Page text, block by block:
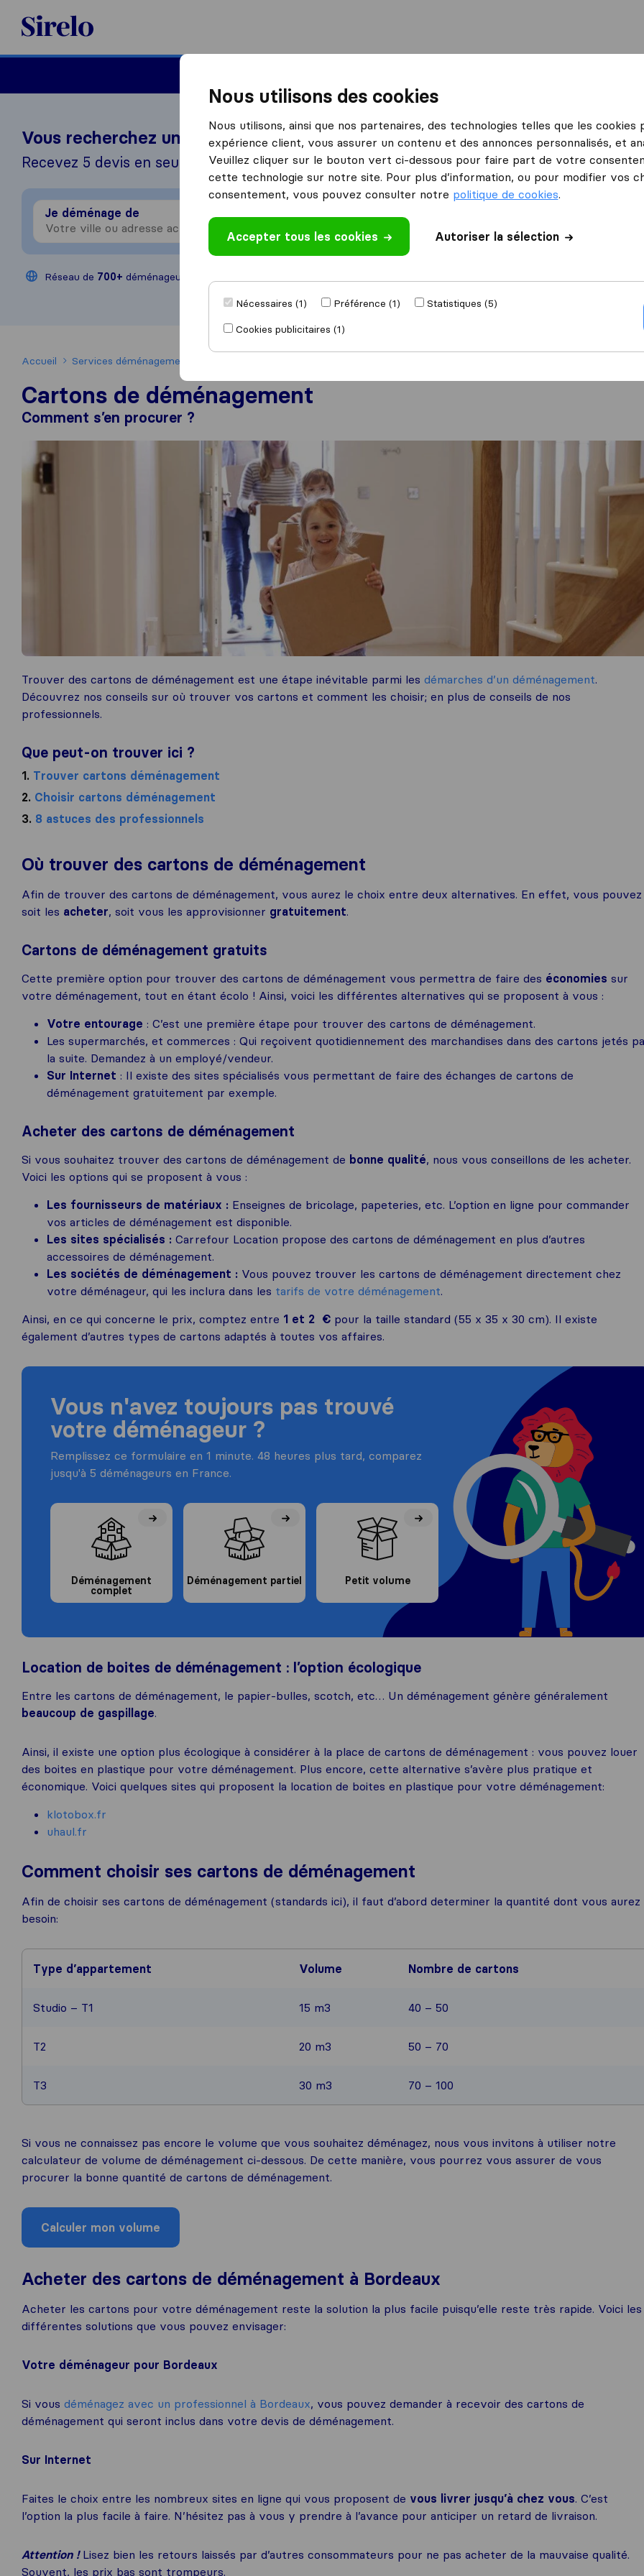
Sirelo.fr
Vous recherchez un déménageur?
Recevez 5 devis en seulement 3 étapes
Je déménage de
Réseau de 700+ déménageurs
Accueil Services déménagement
Cartons de déménagement
Comment s’en procurer ?
Trouver des cartons de déménagement est une étape inévitable parmi les démarches d’un déménagement.
Découvrez nos conseils sur où trouver vos cartons et comment les choisir; en plus de conseils de nos
professionnels.
Que peut-on trouver ici ?
1. Trouver cartons déménagement
2. Choisir cartons déménagement
3. 8 astuces des professionnels
Où trouver des cartons de déménagement
Afin de trouver des cartons de déménagement, vous aurez le choix entre deux alternatives. En effet, vous pouvez
soit les acheter, soit vous les approvisionner gratuitement.
Cartons de déménagement gratuits
Cette première option pour trouver des cartons de déménagement vous permettra de faire des économies sur
votre déménagement, tout en étant écolo ! Ainsi, voici les différentes alternatives qui se proposent à vous :
Votre entourage : C’est une première étape pour trouver des cartons de déménagement.
Les supermarchés, et commerces : Qui reçoivent quotidiennement des marchandises dans des cartons jetés
la suite. Demandez à un employé/vendeur.
Sur Internet : Il existe des sites spécialisés vous permettant de faire des échanges de cartons de
déménagement gratuitement par exemple.
Acheter des cartons de déménagement
Si vous souhaitez trouver des cartons de déménagement de bonne qualité, nous vous conseillons de les acheter.
Voici les options qui se proposent à vous :
Les fournisseurs de matériaux : Enseignes de bricolage, papeteries, etc. L’option en ligne pour commander
vos articles de déménagement est disponible.
Les sites spécialisés : Carrefour Location propose des cartons de déménagement en plus d’autres
accessoires de déménagement.
Les sociétés de déménagement : Vous pouvez trouver les cartons de déménagement directement chez
votre déménageur, qui les inclura dans les tarifs de votre déménagement.
Ainsi, en ce qui concerne le prix, comptez entre 1 et 2 € pour la taille standard (55 x 35 x 30 cm). Il existe
également d’autres types de cartons adaptés à toutes vos affaires.
Vous n'avez toujours pas trouvé
votre déménageur ?
Remplissez ce formulaire en 1 minute. 48 heures plus tard, comparez
jusqu'à 5 déménageurs en France.
Déménagement
complet
Déménagement partiel Petit volume
Location de boites de déménagement : l’option écologique
Entre les cartons de déménagement, le papier-bulles, scotch, etc… Un déménagement génère généralement
beaucoup de gaspillage.
Ainsi, il existe une option plus écologique à considérer à la place de cartons de déménagement : vous pouvez louer
des boites en plastique pour votre déménagement. Plus encore, cette alternative s’avère plus pratique et
économique. Voici quelques sites qui proposent la location de boites en plastique pour votre déménagement:
klotobox.fr
uhaul.fr
Comment choisir ses cartons de déménagement
Afin de choisir ses cartons de déménagement (standards ici), il faut d’abord determiner la quantité dont vous aurez
besoin:
Type d’appartement Volume Nombre de cartons
Studio – T1 15 m3 40 – 50
T2 20 m3 50 – 70
T3 30 m3 70 – 100
Si vous ne connaissez pas encore le volume que vous souhaitez déménagez, nous vous invitons à utiliser notre
calculateur de volume de déménagement ci-dessous. De cette manière, vous pourrez vous assurer de vous
procurer la bonne quantité de cartons de déménagement.
Calculer mon volume
Acheter des cartons de déménagement à Bordeaux
Acheter les cartons pour votre déménagement reste la solution la plus facile puisqu’elle reste très rapide. Voici les
différentes solutions que vous pouvez envisager:
Votre déménageur pour Bordeaux
Si vous déménagez avec un professionnel à Bordeaux, vous pouvez demander à recevoir des cartons de
déménagement qui seront inclus dans votre devis de déménagement.
Sur Internet
Faites le choix entre les nombreux sites en ligne qui vous proposent de vous livrer jusqu’à chez vous. C’est
l’option la plus facile à faire. N’hésitez pas à vous y prendre à l’avance pour anticiper un retard de livraison.
Attention !Lisez bien les retours laissés par d’autres consommateurs pour ne pas acheter de la mauvaise qualité.
Souvent, les prix bas sont trompeurs.
Nous utilisons des cookies
Nous utilisons, ainsi que nos partenaires, des technologies telles que les
expérience client, vous assurer un contenu et des annonces personnalisés, et
Veuillez cliquer sur le bouton vert ci-dessous pour faire part de votre
cette technologie sur notre site. Pour plus d’information, ou pour modifier vos
consentement, vous pouvez consulter notre politique de cookies.
Accepter tous les cookies Autoriser la sélection
Nécessaires (1) Préférence (1)
Statistiques (5)
Cookies publicitaires (1)